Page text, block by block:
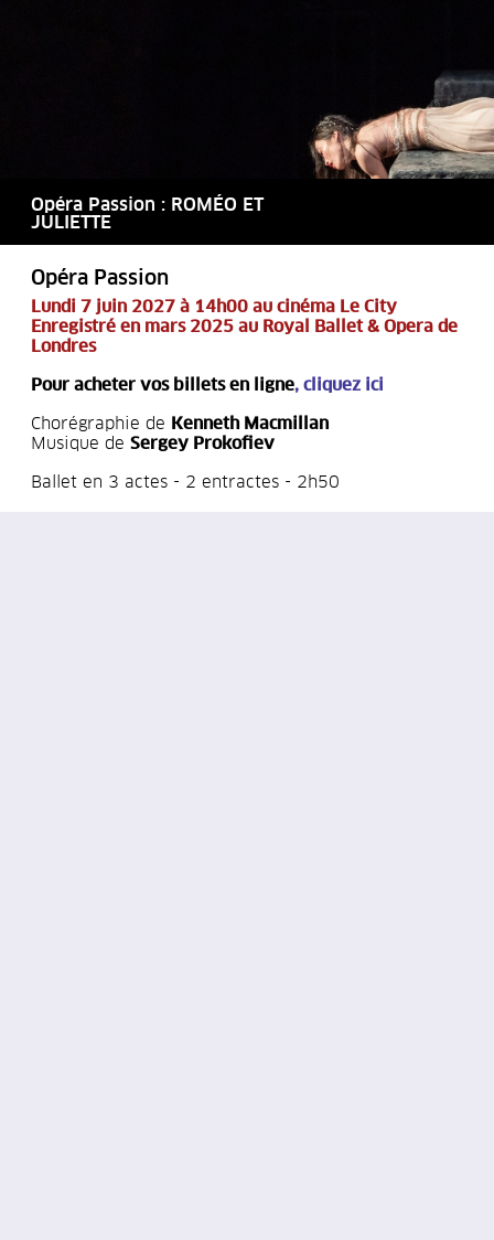
Opéra Passion : ROMÉO ET
JULIETTE
Opéra Passion
Lundi 7 juin 2027 à 14h00 au cinéma Le City
Enregistré en mars 2025 au Royal Ballet & Opera de
Londres
Pour acheter vos billets en ligne, cliquez ici
Chorégraphie de
Kenneth Macmillan
Musique de Sergey Prokofiev
Ballet en 3 actes - 2 entractes - 2h50